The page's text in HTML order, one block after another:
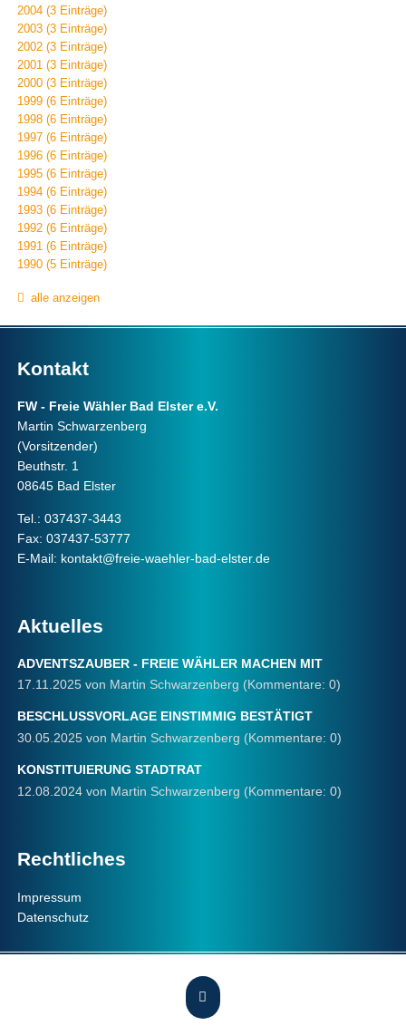
2004 (3 Einträge)
2003 (3 Einträge)
2002 (3 Einträge)
2001 (3 Einträge)
2000 (3 Einträge)
1999 (6 Einträge)
1998 (6 Einträge)
1997 (6 Einträge)
1996 (6 Einträge)
1995 (6 Einträge)
1994 (6 Einträge)
1993 (6 Einträge)
1992 (6 Einträge)
1991 (6 Einträge)
1990 (5 Einträge)
alle anzeigen
Kontakt
FW - Freie Wähler Bad Elster e.V.
Martin Schwarzenberg
(Vorsitzender)
Beuthstr. 1
08645 Bad Elster
Tel.: 037437-3443
Fax: 037437-53777
E-Mail: kontakt@freie-waehler-bad-elster.de
Aktuelles
ADVENTSZAUBER - FREIE WÄHLER MACHEN MIT
17.11.2025 von Martin Schwarzenberg (Kommentare: 0)
BESCHLUSSVORLAGE EINSTIMMIG BESTÄTIGT
30.05.2025 von Martin Schwarzenberg (Kommentare: 0)
KONSTITUIERUNG STADTRAT
12.08.2024 von Martin Schwarzenberg (Kommentare: 0)
Rechtliches
Navigation
überspringen
Impressum
Datenschutz